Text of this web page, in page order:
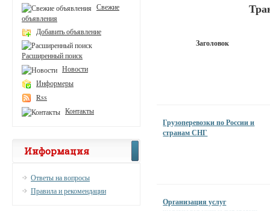
Заголовок
Грузоперевозки по России и
странам СНГ
Организация услуг
Свежие
объявления
Добавить объявление
Расширенный поиск
Новости
Информеры
Rss
Контакты
Информация
Ответы на вопросы
Правила и рекомендации